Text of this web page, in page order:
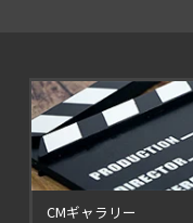
CMギャラリー